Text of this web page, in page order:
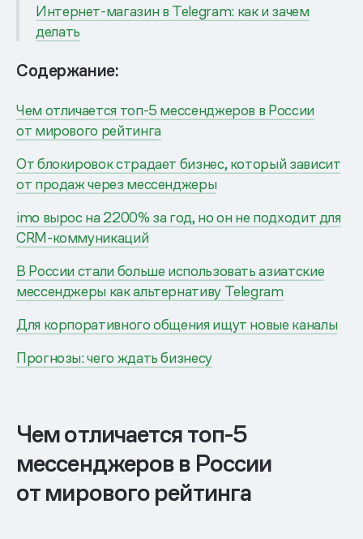
Интернет-магазин в Telegram: как и зачем
делать
Содержание:
Чем отличается топ-5 мессенджеров в России
от мирового рейтинга
От блокировок страдает бизнес, который зависит
от продаж через мессенджеры
imo вырос на 2200% за год, но он не подходит для
CRM-коммуникаций
В России стали больше использовать азиатские
мессенджеры как альтернативу Telegram
Для корпоративного общения ищут новые каналы
Прогнозы: чего ждать бизнесу
Чем отличается топ-5
мессенджеров в России
от мирового рейтинга